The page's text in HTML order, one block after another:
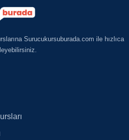
Surucukursuburada.com ile hızlıca